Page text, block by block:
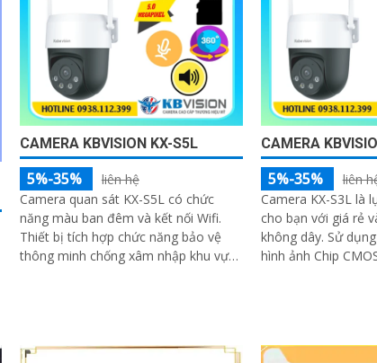
CAMERA KBVISION KX-S5L
5%-35%
liên hệ
Camera quan sát KX-S5L có chức
năng màu ban đêm và kết nối Wifi.
Thiết bị tích hợp chức năng bảo vệ
thông minh chống xâm nhập khu vực
CAMERA
5%-35%
liên
Camera KX-S3L là
cho bạn với giá rẻ
không dây. Sử dụng công nghệ xử lý
hình ảnh Chip